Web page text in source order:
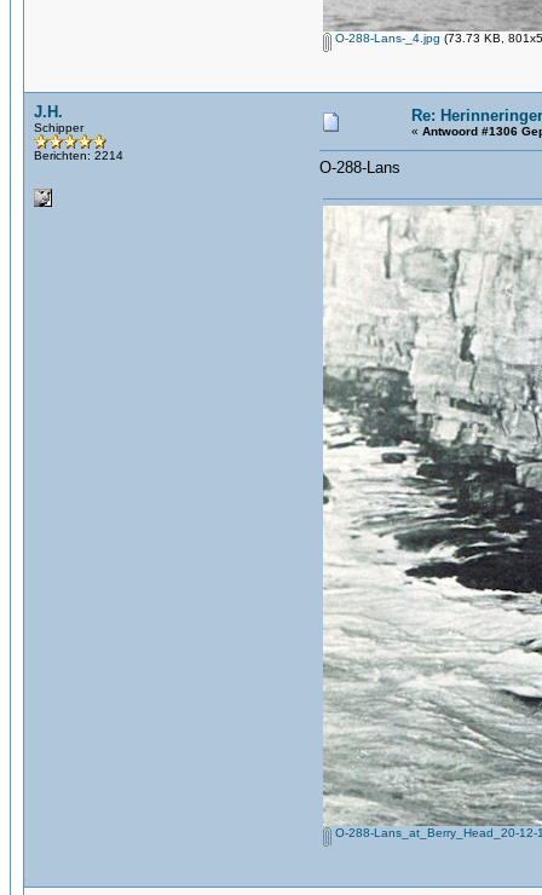
O-288-Lans-_4.jpg (73.73 KB,
J.H.
Schipper
Berichten: 2214
Re:
« Antwoord #1306
O-288-Lans
O-288-Lans_at_Berry_Head_20-12-